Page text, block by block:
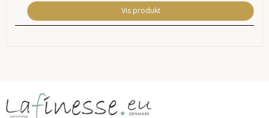
Vis produkt